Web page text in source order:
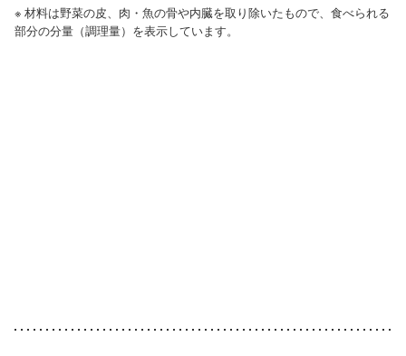
※ 材料は野菜の皮、肉・魚の骨や内臓を取り除いたもので、食べられる
部分の分量（調理量）を表示しています。